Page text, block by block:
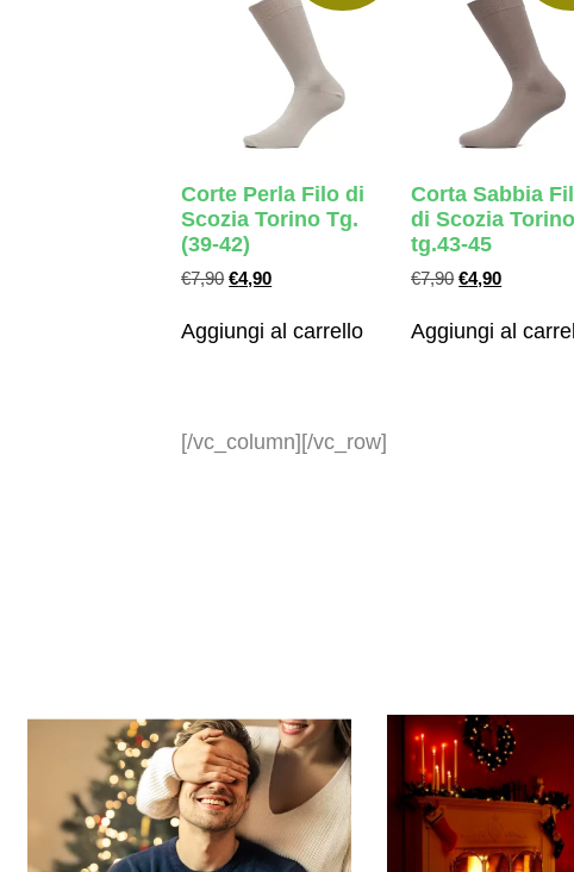
Corte Perla Filo di
Scozia Torino Tg.
(39-42)
€7,90 €4,90
Aggiungi al carrello
Corta Sabbia
di Scozia Torino
tg.43-45
€7,90 €4,90
Aggiungi al
[/vc_column][/vc_row]